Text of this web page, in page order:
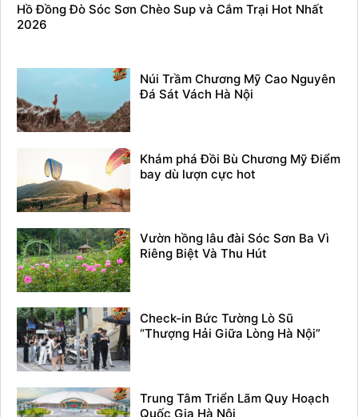
Hồ Đồng Đò Sóc Sơn Chèo Sup và Cắm Trại Hot Nhất
2026
Núi Trầm Chương Mỹ Cao Nguyên
Đá Sát Vách Hà Nội
Khám phá Đồi Bù Chương Mỹ Điểm
bay dù lượn cực hot
Vườn hồng lâu đài Sóc Sơn Ba Vì
Riêng Biệt Và Thu Hút
Check-in Bức Tường Lò Sũ
“Thượng Hải Giữa Lòng Hà Nội”
Trung Tâm Triển Lãm Quy Hoạch
Quốc Gia Hà Nội